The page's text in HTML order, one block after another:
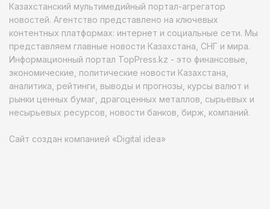
Казахстанский мультимедийный портал-агрегатор
новостей. Агентство представлено на ключевых
контентных платформах: интернет и социальные сети. Мы
представляем главные новости Казахстана, СНГ и мира.
Информационный портал TopPress.kz - это финансовые,
экономические, политические новости Казахстана,
аналитика, рейтинги, выводы и прогнозы, курсы валют и
рынки ценных бумаг, драгоценных металлов, сырьевых и
несырьевых ресурсов, новости банков, бирж, компаний.
Сайт создан компанией «Digital idea»